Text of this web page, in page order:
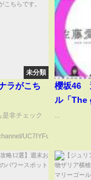
未分類
ラがこち
非チェック
UC7IYFu5h...
櫻坂46
ル「